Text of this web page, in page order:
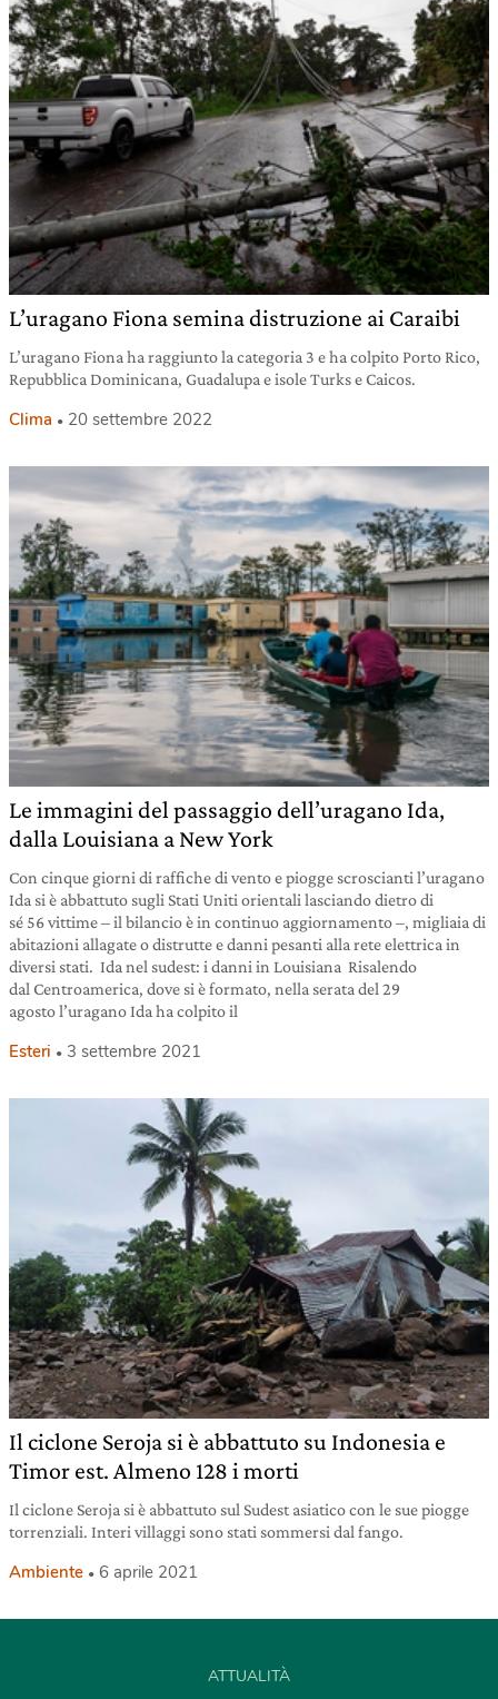
L’uragano Fiona semina distruzione ai Caraibi
L’uragano Fiona ha raggiunto la categoria 3 e ha colpito Porto Rico,
Repubblica Dominicana, Guadalupa e isole Turks e Caicos.
Clima 20 settembre 2022
Le immagini del passaggio dell’uragano Ida,
dalla Louisiana a New York
Con cinque giorni di raffiche di vento e piogge scroscianti l’uragano
Ida si è abbattuto sugli Stati Uniti orientali lasciando dietro di
sé 56 vittime – il bilancio è in continuo aggiornamento –, migliaia di
abitazioni allagate o distrutte e danni pesanti alla rete elettrica in
diversi stati. Ida nel sudest: i danni in Louisiana Risalendo
dal Centroamerica, dove si è formato, nella serata del 29
agosto l’uragano Ida ha colpito il
Esteri 3 settembre 2021
Il ciclone Seroja si è abbattuto su Indonesia e
Timor est. Almeno 128 i morti
Il ciclone Seroja si è abbattuto sul Sudest asiatico con le sue piogge
torrenziali. Interi villaggi sono stati sommersi dal fango.
Ambiente 6 aprile 2021
ATTUALITÀ